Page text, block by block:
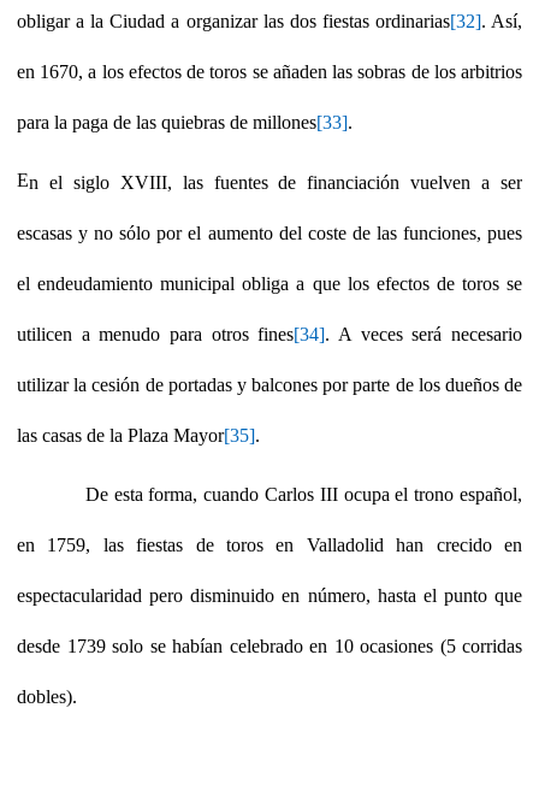
obligar a la Ciudad a organizar las dos fiestas ordinarias[32]. Así,
en 1670, a los efectos de toros se añaden las sobras de los arbitrios
para la paga de las quiebras de millones[33].
En el siglo XVIII, las fuentes de financiación vuelven a ser
escasas y no sólo por el aumento del coste de las funciones, pues
el endeudamiento municipal obliga a que los efectos de toros se
utilicen a menudo para otros fines[34]. A veces será necesario
utilizar la cesión de portadas y balcones por parte de los dueños de
las casas de la Plaza Mayor[35].
De esta forma, cuando Carlos III ocupa el trono español,
en 1759, las fiestas de toros en Valladolid han crecido en
espectacularidad pero disminuido en número, hasta el punto que
desde 1739 solo se habían celebrado en 10 ocasiones (5 corridas
dobles).